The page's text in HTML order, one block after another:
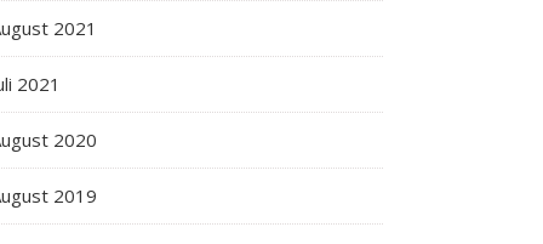
2021
2021
2020
2019